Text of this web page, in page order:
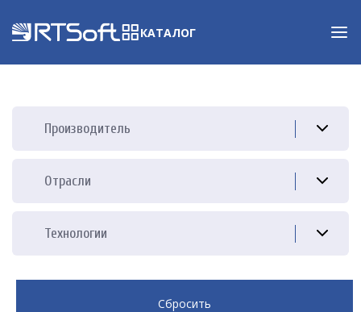
КАТАЛОГ
Производитель
Отрасли
Технологии
Сбросить